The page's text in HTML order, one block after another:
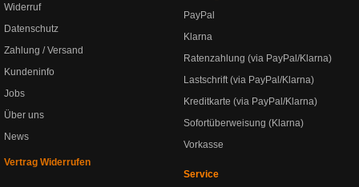
Widerruf
Datenschutz
Zahlung / Versand
Kundeninfo
Jobs
Über uns
News
Vertrag Widerrufen
PayPal
Klarna
Ratenzahlung (via PayPal/Klarna)
Lastschrift (via PayPal/Klarna)
Kreditkarte (via PayPal/Klarna)
Sofortüberweisung (Klarna)
Vorkasse
Service